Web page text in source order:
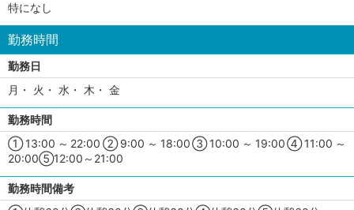
特になし
勤務時間
勤務日
月・ 火・ 水・ 木・ 金
勤務時間
①13:00～22:00②9:00～18:00③10:00～19:00④11:00～
20:00⑤12:00～21:00
勤務時間備考